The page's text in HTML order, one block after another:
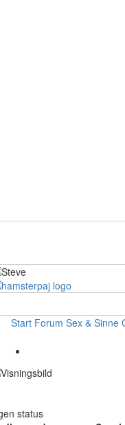
Start Forum Sex & Sinne
status